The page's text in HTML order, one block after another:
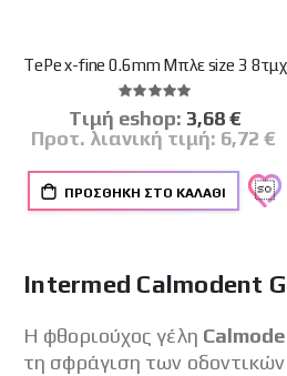
TePe x-fine 0.6mm Μπλε size 3 8τμχ
Βαθμολογία:
100%
Tιμή eshop: Ειδική
Τιμή
3,68 €
Προτ. λιανική τιμή: 6,72 €
ΠΡΟΣΘΉΚΗ ΣΤΟ ΚΑΛΆΘΙ
Intermed Calmodent
Η φθοριούχος γέλη
τη σφράγιση των